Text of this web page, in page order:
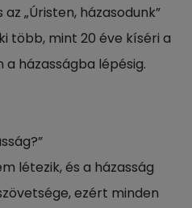
az „Úristen, házasodunk”
több, mint 20 éve kíséri a
házasságba lépésig.
létezik, és a házasság
ezért minden